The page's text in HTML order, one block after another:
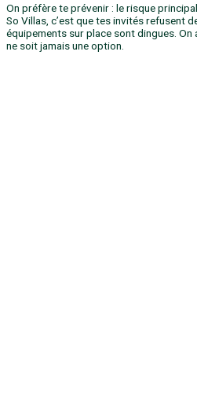
On préfère te prévenir : le risque
So Villas, c’est que tes invités refusent
équipements sur place sont dingues. On
ne soit jamais une option.